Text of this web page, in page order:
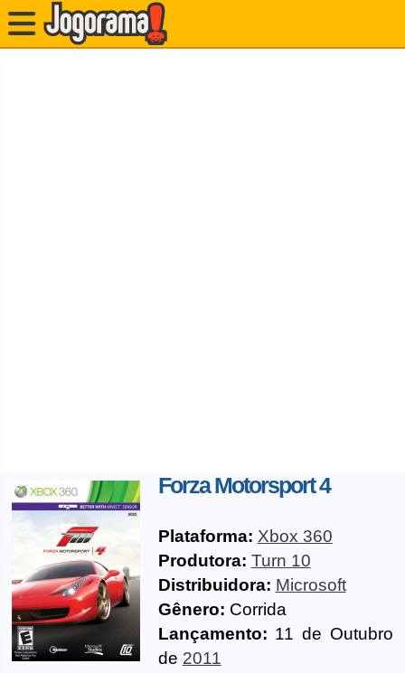
Forza Motorsport 4
Plataforma: Xbox 360
Produtora: Turn 10
Distribuidora: Microsoft
Gênero: Corrida
Lançamento: 11 de Outubro
de 2011